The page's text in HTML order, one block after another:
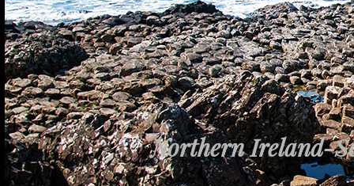
Northern Ireland-
เส้นทาง Egypt-